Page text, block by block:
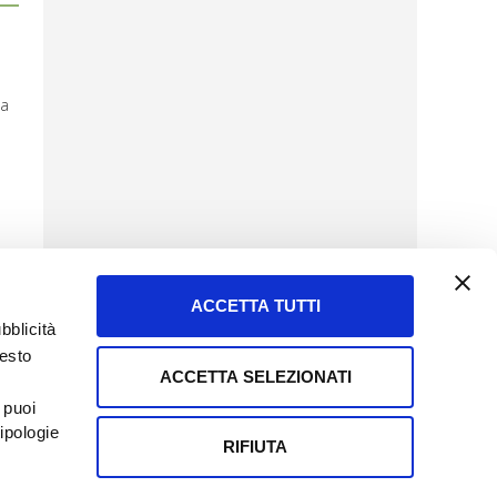
ACCETTA TUTTI
ACCETTA SELEZIONATI
RIFIUTA
SERVIZIO CLIENTI
Tel + 39.045.8009480
clienti@informatoreagrario.it